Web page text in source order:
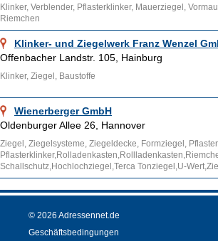
Klinker, Verblender, Pflasterklinker, Mauerziegel,
Riemchen
Klinker- und Ziegelwerk Franz Wenzel
Offenbacher Landstr. 105, Hainburg
Klinker, Ziegel, Baustoffe
Wienerberger GmbH
Oldenburger Allee 26, Hannover
Ziegel, Ziegelsysteme, Ziegeldecke, Formziegel,
Schallschutz,Hochlochziegel,Terca Tonziegel,U-
© 2026 Adressennet.de
Geschäftsbedingungen